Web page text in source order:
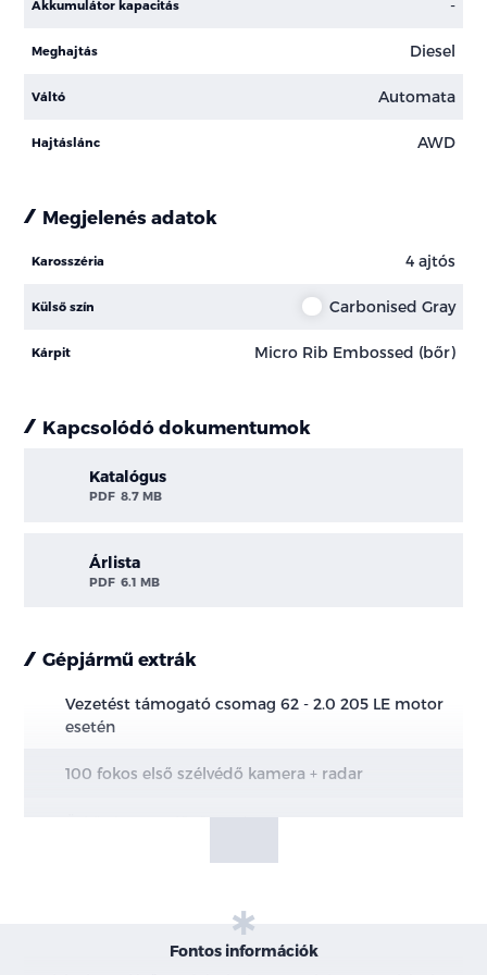
Akkumulátor kapacitás -
Meghajtás Diesel
Váltó Automata
Hajtáslánc AWD
Megjelenés adatok
Karosszéria 4 ajtós
Külső szín Carbonised Gray
Kárpit Micro Rib Embossed (bőr)
Kapcsolódó dokumentumok
Katalógus
PDF 8.7 MB
Árlista
PDF 6.1 MB
Gépjármű extrák
Vezetést támogató csomag 62 - 2.0 205 LE motor
esetén
100 fokos első szélvédő kamera + radar
Fontos információk